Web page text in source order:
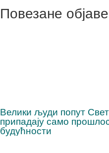
Повезане објаве
Велики људи попут
припадају само
будућности